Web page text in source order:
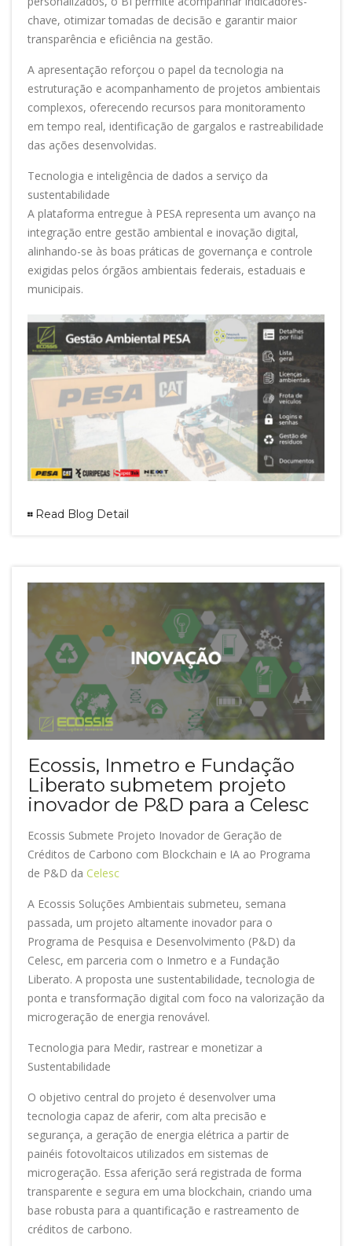
chave, otimizar tomadas de decisão e garantir maior
transparência e eficiência na gestão.
A apresentação reforçou o papel da tecnologia na
estruturação e acompanhamento de projetos ambientais
complexos, oferecendo recursos para monitoramento
em tempo real, identificação de gargalos e rastreabilidade
das ações desenvolvidas.
Tecnologia e inteligência de dados a serviço da
sustentabilidade
A plataforma entregue à PESA representa um avanço na
integração entre gestão ambiental e inovação digital,
alinhando-se às boas práticas de governança e controle
exigidas pelos órgãos ambientais federais, estaduais e
municipais.
Read Blog Detail
Ecossis, Inmetro e Fundação
Liberato submetem projeto
inovador de P&D para a Celesc
Ecossis Submete Projeto Inovador de Geração de
Créditos de Carbono com Blockchain e IA ao Programa
de P&D da Celesc
A Ecossis Soluções Ambientais submeteu, semana
passada, um projeto altamente inovador para o
Programa de Pesquisa e Desenvolvimento (P&D) da
Celesc, em parceria com o Inmetro e a Fundação
Liberato. A proposta une sustentabilidade, tecnologia de
ponta e transformação digital com foco na valorização da
microgeração de energia renovável.
Tecnologia para Medir, rastrear e monetizar a
Sustentabilidade
O objetivo central do projeto é desenvolver uma
tecnologia capaz de aferir, com alta precisão e
segurança, a geração de energia elétrica a partir de
painéis fotovoltaicos utilizados em sistemas de
microgeração. Essa aferição será registrada de forma
transparente e segura em uma blockchain, criando uma
base robusta para a quantificação e rastreamento de
créditos de carbono.